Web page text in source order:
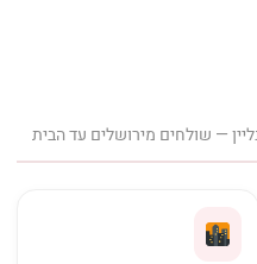
— שולחים מירושלים עד הבית